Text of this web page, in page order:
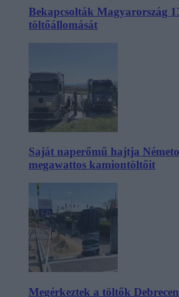
Bekapcsolták Magyarország
töltőállomását
Saját naperőmű hajtja
megawattos kamiontöltőit
Megérkeztek a töltők